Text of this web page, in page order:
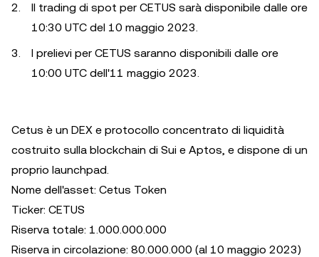
Il trading di spot per CETUS sarà disponibile dalle ore
10:30 UTC del 10 maggio 2023.
I prelievi per CETUS saranno disponibili dalle ore
10:00 UTC dell'11 maggio 2023.
Cetus è un DEX e protocollo concentrato di liquidità
costruito sulla blockchain di Sui e Aptos, e dispone di un
proprio launchpad.
Nome dell'asset: Cetus Token
Ticker: CETUS
Riserva totale: 1.000.000.000
Riserva in circolazione: 80.000.000 (al 10 maggio 2023)